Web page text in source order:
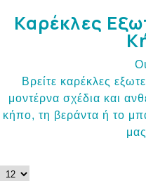
Καρέκλες
Βρείτε καρέκλες
μοντέρνα σχέδια και
κήπο, τη βεράντα ή το